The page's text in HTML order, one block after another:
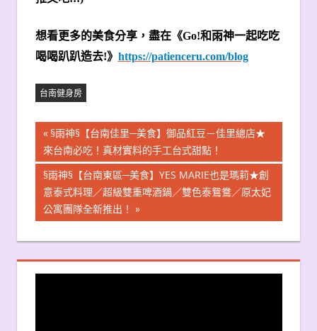
想看更多的美食分享，盡在《Go!和雨神一起吃吃
喝喝趴趴造去!》 https://patienceru.com/blog
台南健身房
文
章
導
覽
Previous
Post:
§雨神§【台南佳里─美食】御品紅豆－佳里總店★
來台南必吃！真材實料的手工台式甜點！
Next
Post:
§雨神§【台南東區─美食】YES MARIE也是瑪莉★創
意泰式料理／超級雙重啤酒鍋／雙色泰鴛鴦／原太妃
公寓團隊全新推出！